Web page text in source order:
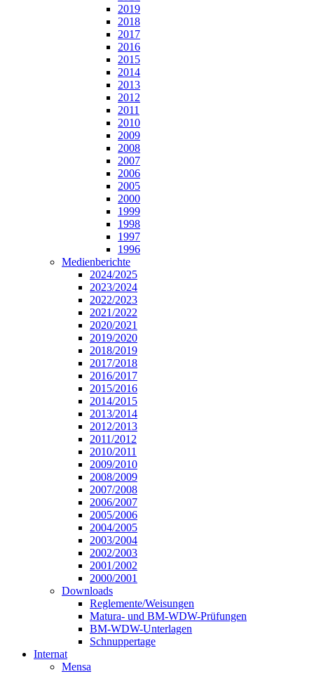
2019
2018
2017
2016
2015
2014
2013
2012
2011
2010
2009
2008
2007
2006
2005
2000
1999
1998
1997
1996
Medienberichte
2024/2025
2023/2024
2022/2023
2021/2022
2020/2021
2019/2020
2018/2019
2017/2018
2016/2017
2015/2016
2014/2015
2013/2014
2012/2013
2011/2012
2010/2011
2009/2010
2008/2009
2007/2008
2006/2007
2005/2006
2004/2005
2003/2004
2002/2003
2001/2002
2000/2001
Downloads
Reglemente/Weisungen
Matura- und BM-WDW-Prüfungen
BM-WDW-Unterlagen
Schnuppertage
Internat
Mensa